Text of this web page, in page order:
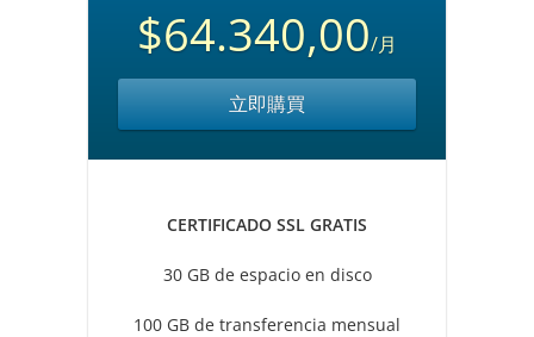
$64.340,00/月
立即購買
CERTIFICADO SSL GRATIS
30 GB de espacio en disco
100 GB de transferencia mensual